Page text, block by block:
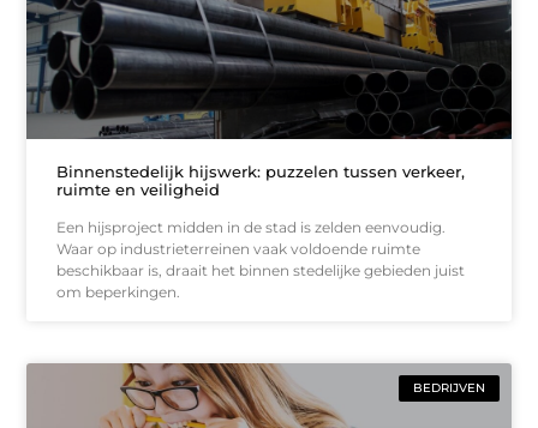
Binnenstedelijk hijswerk: puzzelen tussen verkeer,
ruimte en veiligheid
Een hijsproject midden in de stad is zelden eenvoudig.
Waar op industrieterreinen vaak voldoende ruimte
beschikbaar is, draait het binnen stedelijke gebieden juist
om beperkingen.
BEDRIJVEN